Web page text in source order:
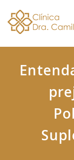
content